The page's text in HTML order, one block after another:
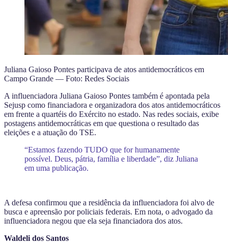
Juliana Gaioso Pontes participava de atos antidemocráticos em
Campo Grande — Foto: Redes Sociais
A influenciadora Juliana Gaioso Pontes também é apontada pela
Sejusp como financiadora e organizadora dos atos antidemocráticos
em frente a quartéis do Exército no estado. Nas redes sociais, exibe
postagens antidemocráticas em que questiona o resultado das
eleições e a atuação do TSE.
“Estamos fazendo TUDO que for humanamente
possível. Deus, pátria, família e liberdade”, diz Juliana
em uma publicação.
A defesa confirmou que a residência da influenciadora foi alvo de
busca e apreensão por policiais federais. Em nota, o advogado da
influenciadora negou que ela seja financiadora dos atos.
Waldeli dos Santos